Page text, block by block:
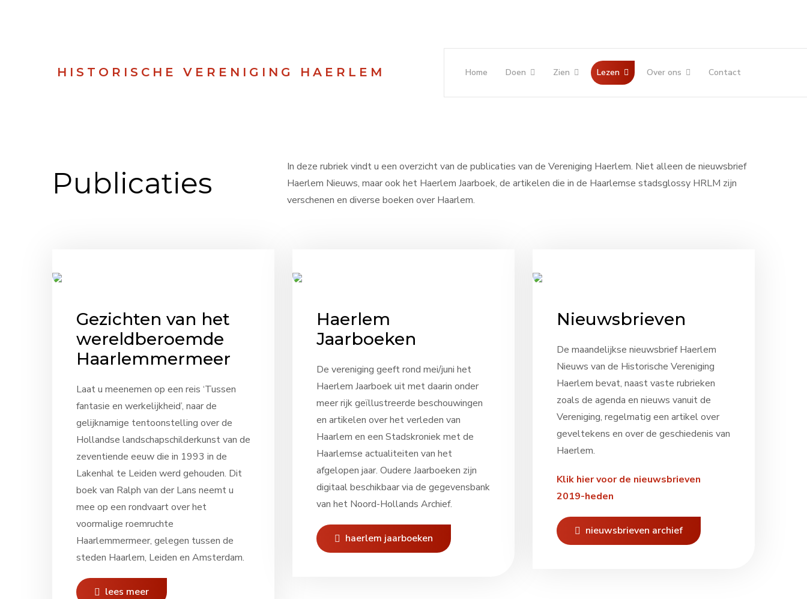
HISTORISCHE VERENIGING HAERLEM Home Doen Zien Lezen Over ons Contact
Publicaties
In deze rubriek vindt u een overzicht van de publicaties van de Vereniging Haerlem. Niet alleen de nieuwsbrief
Haerlem Nieuws, maar ook het Haerlem Jaarboek, de artikelen die in de Haarlemse stadsglossy HRLM zijn
verschenen en diverse boeken over Haarlem.
Gezichten van het
wereldberoemde
Haarlemmermeer
Laat u meenemen op een reis ‘Tussen
fantasie en werkelijkheid’, naar de
gelijknamige tentoonstelling over de
Hollandse landschapschilderkunst van de
zeventiende eeuw die in 1993 in de
Lakenhal te Leiden werd gehouden. Dit
boek van Ralph van der Lans neemt u
mee op een rondvaart over het
voormalige roemruchte
Haarlemmermeer, gelegen tussen de
steden Haarlem, Leiden en Amsterdam.
lees meer
Haerlem
Jaarboeken
De vereniging geeft rond mei/juni het
Haerlem Jaarboek uit met daarin onder
meer rijk geïllustreerde beschouwingen
en artikelen over het verleden van
Haarlem en een Stadskroniek met de
Haarlemse actualiteiten van het
afgelopen jaar. Oudere Jaarboeken zijn
digitaal beschikbaar via de gegevensbank
van het Noord-Hollands Archief.
haerlem jaarboeken
Nieuwsbrieven
De maandelijkse nieuwsbrief Haerlem
Nieuws van de Historische Vereniging
Haerlem bevat, naast vaste rubrieken
zoals de agenda en nieuws vanuit de
Vereniging, regelmatig een artikel over
geveltekens en over de geschiedenis van
Haerlem.
Klik hier voor de nieuwsbrieven
2019-heden
nieuwsbrieven archief